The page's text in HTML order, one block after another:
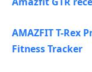
AMAZFIT T-Rex
Fitness Tracker